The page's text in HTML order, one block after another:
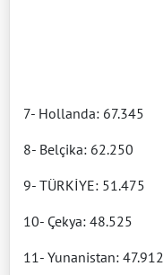
7- Hollanda: 67.345
8- Belçika: 62.250
9- TÜRKİYE: 51.475
10- Çekya: 48.525
11- Yunanistan: 47.912